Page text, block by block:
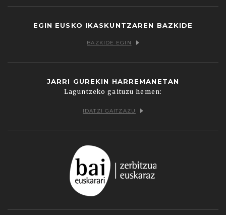
EGIN EUSKO IKASKUNTZAREN BAZKIDE
BAZKIDE EGIN
JARRI GUREKIN HARREMANETAN
Laguntzeko gaituzu hemen:
IDATZI GAITZAZU